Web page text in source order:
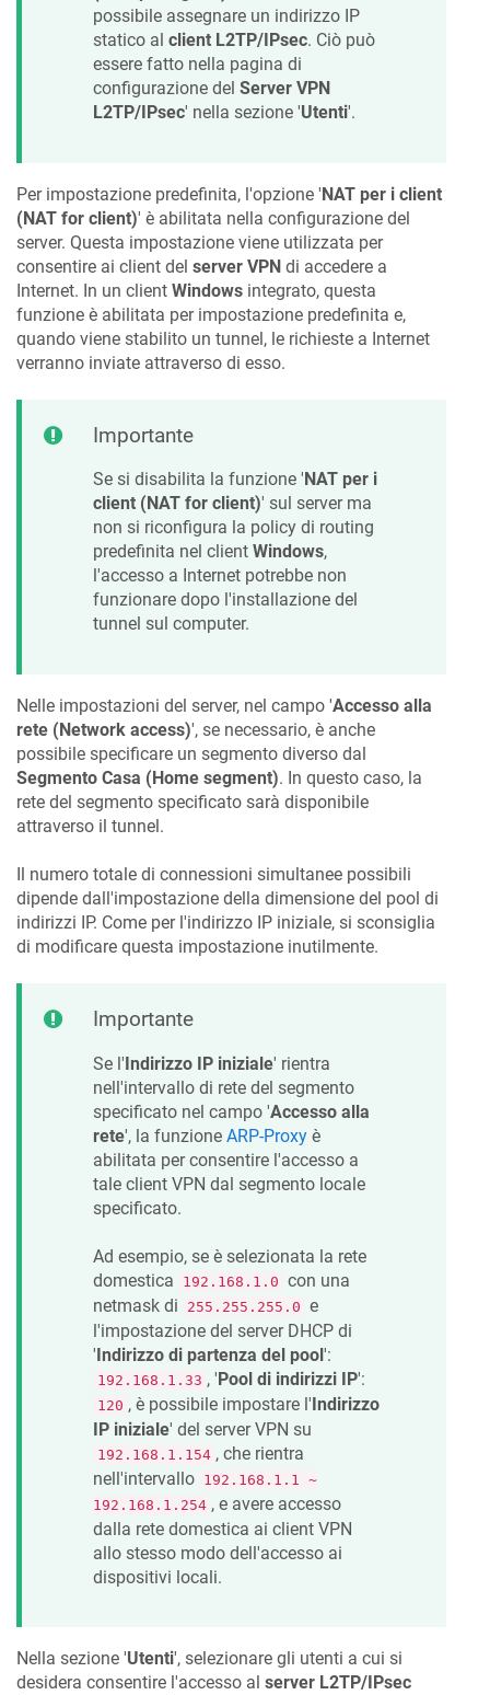
possibile assegnare un indirizzo IP
statico al client L2TP/IPsec. Ciò può
essere fatto nella pagina di
configurazione del Server VPN
L2TP/IPsec' nella sezione 'Utenti'.
Per impostazione predefinita, l'opzione 'NAT per i client
(NAT for client)' è abilitata nella configurazione del
server. Questa impostazione viene utilizzata per
consentire ai client del server VPN di accedere a
Internet. In un client Windows integrato, questa
funzione è abilitata per impostazione predefinita e,
quando viene stabilito un tunnel, le richieste a Internet
verranno inviate attraverso di esso.
Importante
Se si disabilita la funzione ' NAT per i
client (NAT for client)' sul server ma
non si riconfigura la policy di routing
predefinita nel client Windows,
l'accesso a Internet potrebbe non
funzionare dopo l'installazione del
tunnel sul computer.
Nelle impostazioni del server, nel campo 'Accesso alla
rete (Network access)', se necessario, è anche
possibile specificare un segmento diverso dal
Segmento Casa (Home segment). In questo caso, la
rete del segmento specificato sarà disponibile
attraverso il tunnel.
Il numero totale di connessioni simultanee possibili
dipende dall'impostazione della dimensione del pool di
indirizzi IP. Come per l'indirizzo IP iniziale, si sconsiglia
di modificare questa impostazione inutilmente.
Importante
Se l'Indirizzo IP iniziale' rientra
nell'intervallo di rete del segmento
specificato nel campo 'Accesso alla
rete', la funzione ARP-Proxy è
abilitata per consentire l'accesso a
tale client VPN dal segmento locale
specificato.
Ad esempio, se è selezionata la rete
domestica
192.168.1.0 con una
netmask di
255.255.255.0 e
l'impostazione del server DHCP di
'Indirizzo di partenza del pool':
192.168.1.33 , 'Pool di indirizzi IP':
120 , è possibile impostare l'Indirizzo
IP iniziale' del server VPN su
192.168.1.154 , che rientra
nell'intervallo 192.168.1.1 ~
192.168.1.254 , e avere accesso
dalla rete domestica ai client VPN
allo stesso modo dell'accesso ai
dispositivi locali.
Nella sezione 'Utenti', selezionare gli utenti a cui si
desidera consentire l'accesso al server L2TP/IPsec